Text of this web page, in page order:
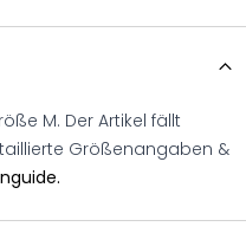
M. Der Artikel fällt
Größenangaben &